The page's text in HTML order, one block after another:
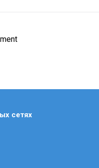
5
сетях